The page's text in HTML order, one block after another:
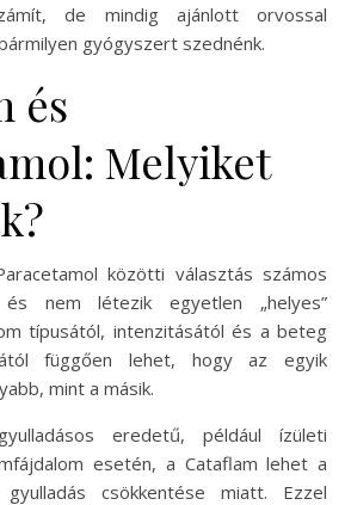
de mindig ajánlott orvossal
gyógyszert szednénk.
és
Melyiket
közötti választás számos
nem létezik egyetlen „helyes”
típusától, intenzitásától és a beteg
függően lehet, hogy az egyik
mint a másik.
eredetű, például ízületi
esetén, a Cataflam lehet a
csökkentése miatt. Ezzel